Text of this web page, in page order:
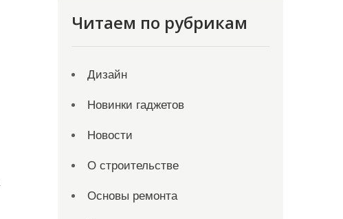
Читаем по рубрикам
Дизайн
Новинки гаджетов
Новости
О строительстве
Основы ремонта